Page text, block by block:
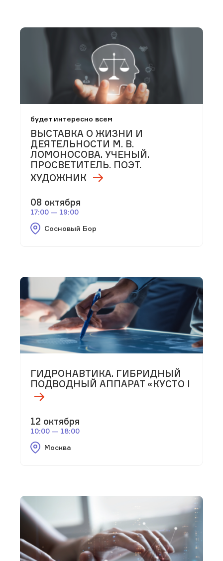
будет интересно всем
ВЫСТАВКА О ЖИЗНИ И
ДЕЯТЕЛЬНОСТИ М. В.
ЛОМОНОСОВА. УЧЕНЫЙ.
ПРОСВЕТИТЕЛЬ. ПОЭТ.
ХУДОЖНИК
08 октября
17:00 — 19:00
Сосновый Бор
ГИДРОНАВТИКА. ГИБРИДНЫЙ
ПОДВОДНЫЙ АППАРАТ «КУСТО I
12 октября
10:00 — 18:00
Москва